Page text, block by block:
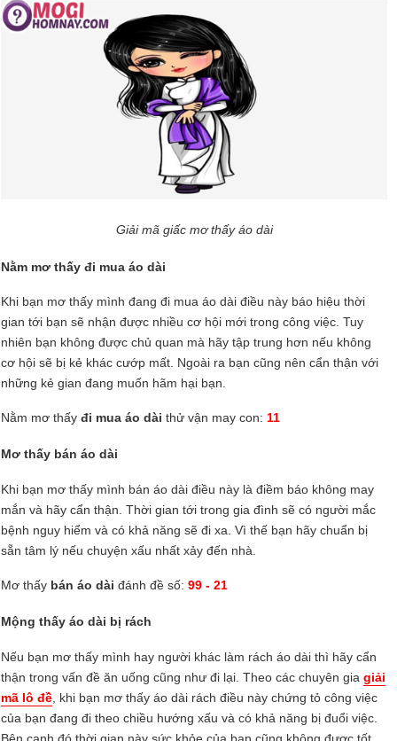
Giải mã giấc mơ thấy áo dài
Nằm mơ thấy đi mua áo dài
Khi bạn mơ thấy mình đang đi mua áo dài điều này báo hiệu thời
gian tới bạn sẽ nhận được nhiều cơ hội mới trong công việc. Tuy
nhiên bạn không được chủ quan mà hãy tập trung hơn nếu không
cơ hội sẽ bị kẻ khác cướp mất. Ngoài ra bạn cũng nên cẩn thận với
những kẻ gian đang muốn hãm hại bạn.
Nằm mơ thấy đi mua áo dài thử vận may con: 11
Mơ thấy bán áo dài
Khi bạn mơ thấy mình bán áo dài điều này là điềm báo không may
mắn và hãy cẩn thận. Thời gian tới trong gia đình sẽ có người mắc
bệnh nguy hiểm và có khả năng sẽ đi xa. Vì thế bạn hãy chuẩn bị
sẵn tâm lý nếu chuyện xấu nhất xảy đến nhà.
Mơ thấy bán áo dài đánh đề số: 99 - 21
Mộng thấy áo dài bị rách
Nếu bạn mơ thấy mình hay người khác làm rách áo dài thì hãy cẩn
thận trong vấn đề ăn uống cũng như đi lại. Theo các chuyên gia giải
mã lô đề , khi bạn mơ thấy áo dài rách điều này chứng tỏ công việc
của bạn đang đi theo chiều hướng xấu và có khả năng bị đuổi việc.